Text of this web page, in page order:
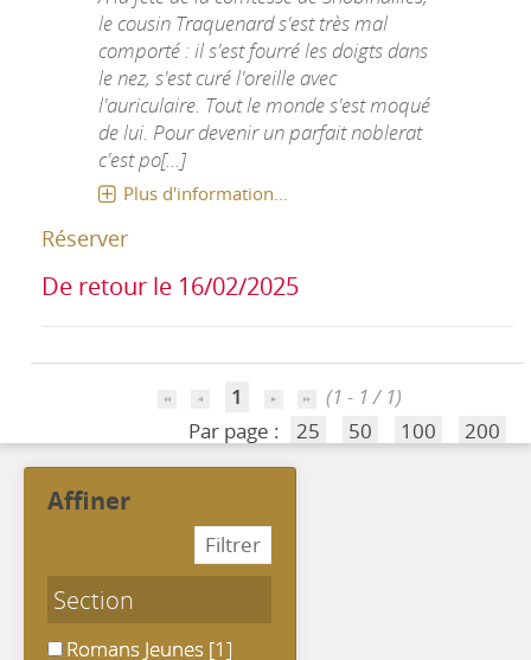
le cousin Traquenard s'est très mal
comporté : il s'est fourré les doigts dans
le nez, s'est curé l'oreille avec
l'auriculaire. Tout le monde s'est moqué
de lui. Pour devenir un parfait noblerat
c'est po[...]
Plus d'information...
Réserver
De retour le 16/02/2025
1
(1 - 1 / 1)
Par page :
25 50 100 200
affiner
Section
Romans Jeunes
Romans Jeunes [1]